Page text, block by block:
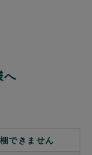
へ
できません